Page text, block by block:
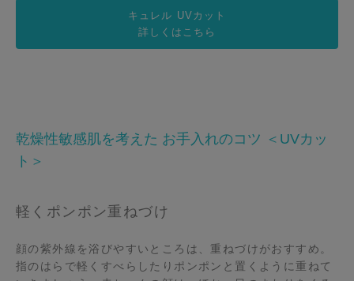
キュレル UVカット
詳しくはこちら
乾燥性敏感肌を考えた お手入れのコツ ＜UVカッ
ト＞
軽くポンポン重ねづけ
顔の紫外線を浴びやすいところは、重ねづけがおすすめ。
指のはらで軽くすべらしたりポンポンと置くように重ねて